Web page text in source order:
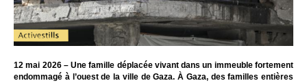
12 mai 2026 – Une famille déplacée vivant dans un immeuble fortement
endommagé à l’ouest de la ville de Gaza. À Gaza, des familles entières